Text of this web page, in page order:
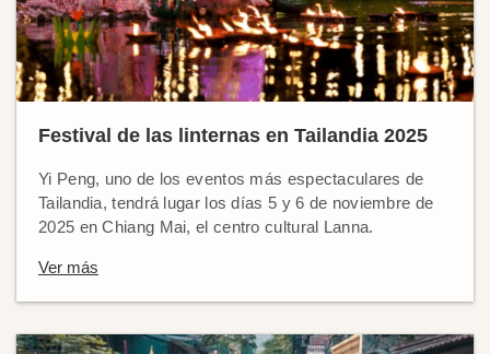
Festival de las linternas en Tailandia 2025
Yi Peng, uno de los eventos más espectaculares de
Tailandia, tendrá lugar los días 5 y 6 de noviembre de
2025 en Chiang Mai, el centro cultural Lanna.
Ver más